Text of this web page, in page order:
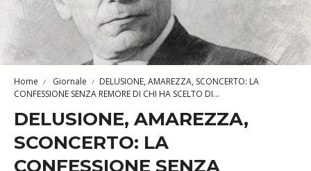
Home Giornale
DELUSIONE, AMAREZZA, SCONCERTO: LA
CONFESSIONE SENZA REMORE DI CHI HA SCELTO DI...
DELUSIONE, AMAREZZA,
SCONCERTO: LA
CONFESSIONE SENZA